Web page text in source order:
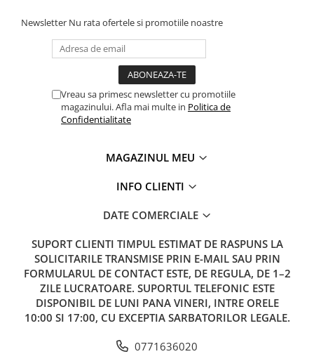
Newsletter Nu rata ofertele si promotiile noastre
Vreau sa primesc newsletter cu promotiile
magazinului. Afla mai multe in Politica de
Confidentialitate
MAGAZINUL MEU
INFO CLIENTI
DATE COMERCIALE
SUPORT CLIENTI TIMPUL ESTIMAT DE RASPUNS LA
SOLICITARILE TRANSMISE PRIN E-MAIL SAU PRIN
FORMULARUL DE CONTACT ESTE, DE REGULA, DE 1–2
ZILE LUCRATOARE. SUPORTUL TELEFONIC ESTE
DISPONIBIL DE LUNI PANA VINERI, INTRE ORELE
10:00 SI 17:00, CU EXCEPTIA SARBATORILOR LEGALE.
0771636020